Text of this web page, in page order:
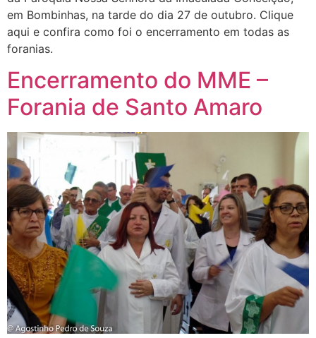
em Bombinhas, na tarde do dia 27 de outubro. Clique
aqui e confira como foi o encerramento em todas as
foranias.
Encerramento do MME –
Forania de Santo Amaro